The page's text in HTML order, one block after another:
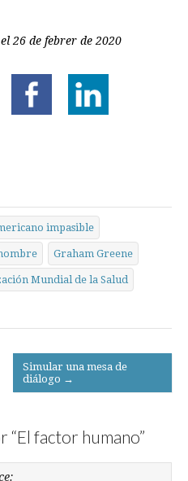
el 26 de febrer de 2020
impasible
Graham Greene
Mundial de la Salud
Simular una mesa de
diálogo →
“El factor humano”